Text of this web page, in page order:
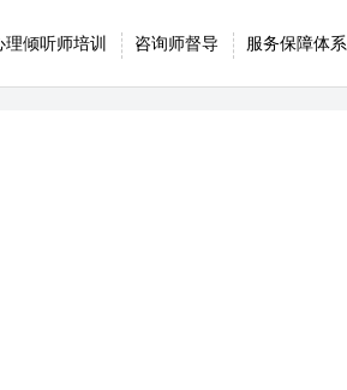
理倾听师培训 咨询师督导 服务保障体系